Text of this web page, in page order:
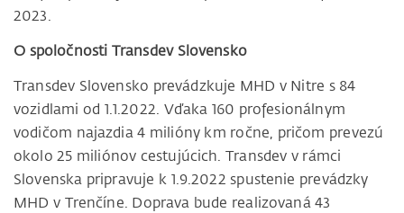
2023.
O spoločnosti Transdev Slovensko
Transdev Slovensko prevádzkuje MHD v Nitre s 84
vozidlami od 1.1.2022. Vďaka 160 profesionálnym
vodičom najazdia 4 milióny km ročne, pričom prevezú
okolo 25 miliónov cestujúcich. Transdev v rámci
Slovenska pripravuje k 1.9.2022 spustenie prevádzky
MHD v Trenčíne. Doprava bude realizovaná 43